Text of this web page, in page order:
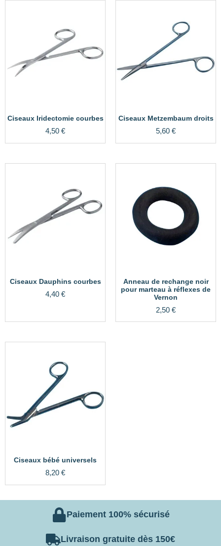
Ciseaux Iridectomie courbes
4,50 €
Ciseaux Metzembaum droits
5,60 €
Ciseaux Dauphins courbes
4,40 €
Anneau de rechange noir
pour marteau à réflexes de
Vernon
2,50 €
Ciseaux bébé universels
8,20 €
Paiement 100% sécurisé
Livraison gratuite dès 150€